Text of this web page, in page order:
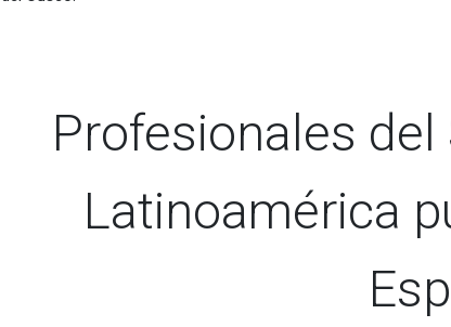
Profesionales
Latinoamérica